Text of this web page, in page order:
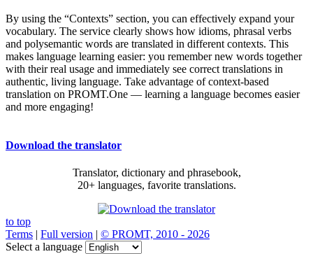
By using the “Contexts” section, you can effectively expand your
vocabulary. The service clearly shows how idioms, phrasal verbs
and polysemantic words are translated in different contexts. This
makes language learning easier: you remember new words together
with their real usage and immediately see correct translations in
authentic, living language. Take advantage of context-based
translation on PROMT.One — learning a language becomes easier
and more engaging!
Download the translator
Translator, dictionary and phrasebook,
20+ languages, favorite translations.
to top
Terms | Full version | © PROMT, 2010 - 2026
Select a language